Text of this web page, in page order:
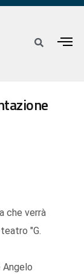
che verrà
"G.